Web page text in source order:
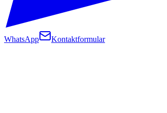
WhatsApp Kontaktformular